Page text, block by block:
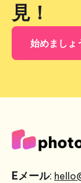
見！
始めましょ
Eメール: